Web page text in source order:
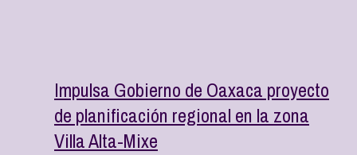
Impulsa Gobierno de Oaxaca proyecto
de planificación regional en la zona
Villa Alta-Mixe